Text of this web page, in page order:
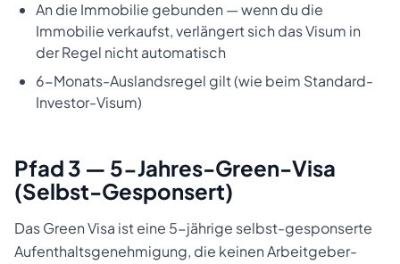
An die Immobilie gebunden — wenn du die
Immobilie verkaufst, verlängert sich das Visum in
der Regel nicht automatisch
6-Monats-Auslandsregel gilt (wie beim Standard-
Investor-Visum)
Pfad 3 — 5-Jahres-Green-Visa
(Selbst-Gesponsert)
Das Green Visa ist eine 5-jährige selbst-gesponserte
Aufenthaltsgenehmigung, die keinen Arbeitgeber-